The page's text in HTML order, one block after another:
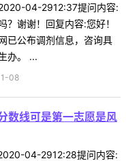
04-2912:37提问内容:
谢谢！回复内容:您好！
已公布调剂信息，咨询具
办。 ...
08
数线可是第一志愿是风
04-2912:28提问内容: